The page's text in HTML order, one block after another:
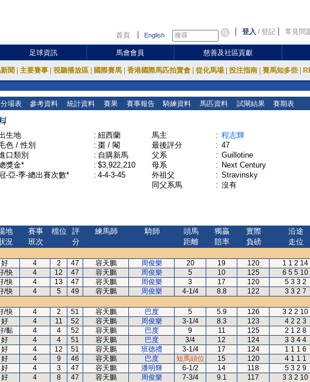
首頁 English 登入 /登記 常見問
足球資訊 馬會會員 慈善及社區貢獻
聞 主要賽事 視聽播放區 國際賽馬 香港國際馬匹拍賣會 從化馬場 投注指南 賽馬知多些
場表 參考資料 統計資料 賽果 賽事報告 騎練資料 馬匹資料 試閘結果 賽期表
生地 : 紐西蘭
色 / 性別
: 棗 / 閹
口類別
: 自購新馬
獎金*
: $3,922,210
-亞-季-總出賽次數*
: 4-4-3-45
馬主 : 程志輝
最後評分
: 47
父系
: Guillotine
母系
: Next Century
外祖父
: Stravinsky
同父系馬
: 沒有
地
況
賽事
班次
檔位
評
分
練馬師 騎師
頭馬
距離
獨贏
賠率
實際
負磅
沿途
走位
好 4 2 47 容天鵬 周俊樂 20 19 120 1 1 2 14
/快 4 12 47 容天鵬 周俊樂 5 10 125 6 5 5 10
/快 4 13 47 容天鵬 周俊樂 3 17 120 5 3 3 2
/快 4 5 49 容天鵬 周俊樂 4-1/4 8.8 122 3 3 2 7
/快 4 2 51 容天鵬 巴度 5 5.9 126 3 2 2 10
好 4 11 52 容天鵬 周俊樂 3-1/4 8.3 123 4 2 2 3
/黏 4 4 52 容天鵬 巴度 9 11 125 2 1 2 8
好 4 4 51 容天鵬 巴度 3/4 12 124 3 3 4 4
好 4 12 51 容天鵬 班德禮 3-1/4 17 124 1 1 1 6
好 4 9 46 容天鵬 巴度 短馬頭位 15 120 4 1 1 1
好 4 3 47 容天鵬 潘明輝 6-1/2 14 118 5 3 2 9
好 4 8 47 容天鵬 周俊樂 7-3/4 9.1 117 3 3 2 10